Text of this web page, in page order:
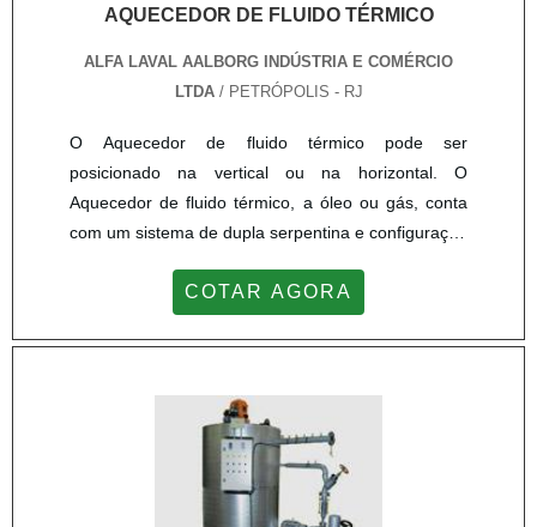
AQUECEDOR DE FLUIDO TÉRMICO
ALFA LAVAL AALBORG INDÚSTRIA E COMÉRCIO
LTDA / PETRÓPOLIS - RJ
O Aquecedor de fluido térmico pode ser
posicionado na vertical ou na horizontal. O
Aquecedor de fluido térmico, a óleo ou gás, conta
com um sistema de dupla serpentina e configuração
de Aquecedor de fluido térmico 25-V0-10 possui
trabalha com 900 L nas serpentinas. Além disso,
para permitir acesso à inspeção...
COTAR AGORA